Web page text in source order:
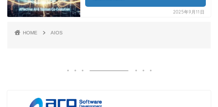
2025年9月11日
HOME AIOS